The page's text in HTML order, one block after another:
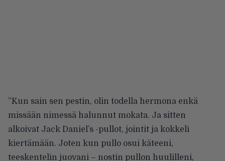
”Kun sain sen pestin, olin todella hermona enkä
missään nimessä halunnut mokata. Ja sitten
alkoivat Jack Daniel’s -pullot, jointit ja kokkeli
kiertämään. Joten kun pullo osui käteeni,
teeskentelin juovani – nostin pullon huulilleni,